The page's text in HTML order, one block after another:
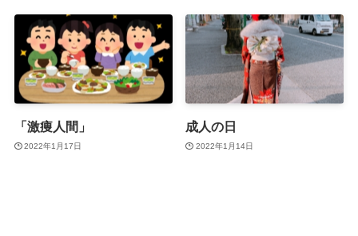
「激痩人間」
2022年1月17日
成人の日
2022年1月14日